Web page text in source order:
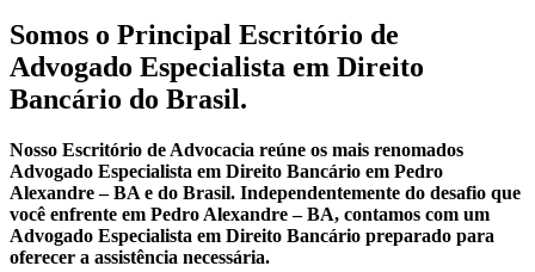
Somos o Principal Escritório de
Advogado Especialista em Direito
Bancário do Brasil.
Nosso Escritório de Advocacia reúne os mais renomados
Advogado Especialista em Direito Bancário em Pedro
Alexandre – BA e do Brasil. Independentemente do desafio que
você enfrente em Pedro Alexandre – BA, contamos com um
Advogado Especialista em Direito Bancário preparado para
oferecer a assistência necessária.